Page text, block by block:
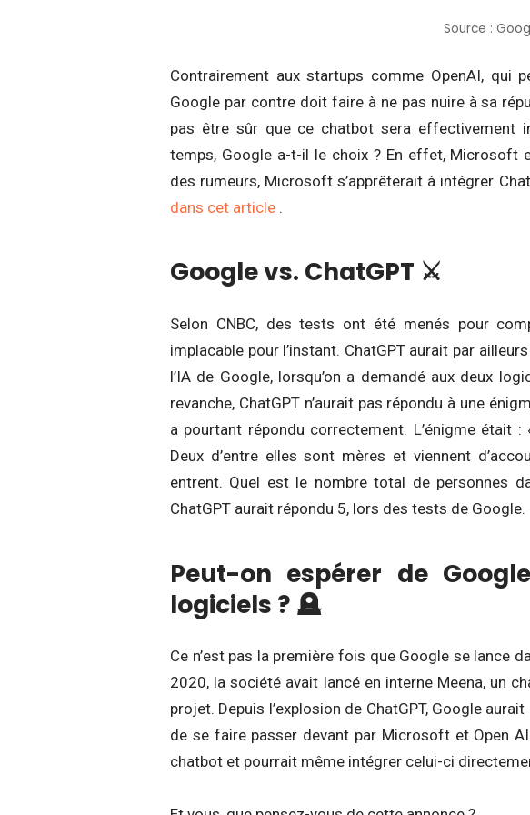
Source :
Contrairement aux startups comme OpenAI, qui
Google par contre doit faire à ne pas nuire à sa
pas être sûr que ce chatbot sera effectivement
temps, Google a-t-il le choix ? En effet, Microsoft
des rumeurs, Microsoft s’apprêterait à intégrer
dans cet article .
Google vs. ChatGPT ⚔️
Selon CNBC, des tests ont été menés pour
implacable pour l’instant. ChatGPT aurait par
l’IA de Google, lorsqu’on a demandé aux deux
revanche, ChatGPT n’aurait pas répondu à une
a pourtant répondu correctement. L’énigme était
Deux d’entre elles sont mères et viennent
entrent. Quel est le nombre total de personnes
ChatGPT aurait répondu 5, lors des tests de Google.
Peut-on espérer de
logiciels ? 🪦
Ce n’est pas la première fois que Google se lance
2020, la société avait lancé en interne Meena, un
projet. Depuis l’explosion de ChatGPT, Google
de se faire passer devant par Microsoft et Open
chatbot et pourrait même intégrer celui-ci